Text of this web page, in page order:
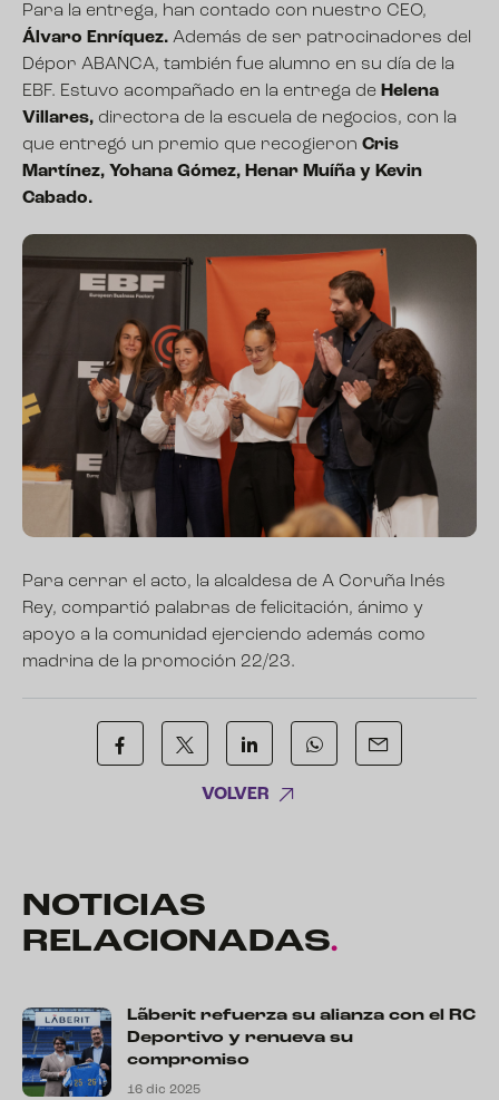
Para la entrega, han contado con nuestro CEO,
Álvaro Enríquez. Además de ser patrocinadores del
Dépor ABANCA, también fue alumno en su día de la
EBF. Estuvo acompañado en la entrega de Helena
Villares, directora de la escuela de negocios, con la
que entregó un premio que recogieron Cris
Martínez, Yohana Gómez, Henar Muíña y Kevin
Cabado.
Para cerrar el acto, la alcaldesa de A Coruña Inés
Rey, compartió palabras de felicitación, ánimo y
apoyo a la comunidad ejerciendo además como
madrina de la promoción 22/23.
VOLVER
NOTICIAS
RELACIONADAS.
Lãberit refuerza su alianza con el RC
Deportivo y renueva su
compromiso
16 dic 2025